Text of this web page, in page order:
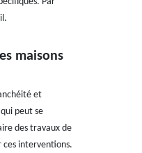
maisons
et
peut se
des travaux de
ces interventions.